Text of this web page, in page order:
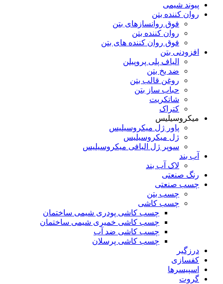
پیوند شیمی
روان کننده بتن
فوق روانسازهای بتن
روان کننده بتن
فوق روان کننده های بتن
افزودنی بتن
الیاف پلی پروپیلن
ضد یخ بتن
روغن قالب بتن
حباب ساز بتن
شاتکریت
کتراک
میکروسیلیس
پاور ژل میکروسیلیس
ژل میکروسیلیس
سوپر ژل الیافی میکروسیلیس
آب بند
لاک آب بند
رنگ صنعتی
چسب صنعتی
چسب بتن
چسب کاشی
چسب کاشی پودری شیمی ساختمان
چسب کاشی خمیری شیمی ساختمان
چسب کاشی ضد آب
چسب کاشی پرسلان
درزگیر
کفسازی
اسپیسرها
گروت